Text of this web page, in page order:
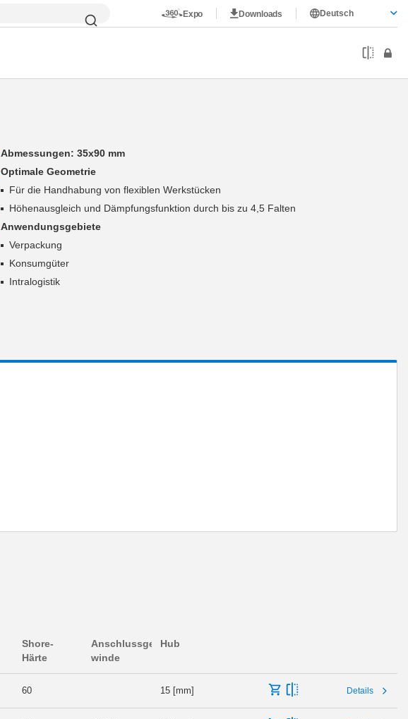
Expo Downloads Deutsch
Abmessungen: 35x90 mm
Optimale Geometrie
Für die Handhabung von flexiblen Werkstücken
Höhenausgleich und Dämpfungsfunktion durch bis zu 4,5 Falten
Anwendungsgebiete
Verpackung
Konsumgüter
Intralogistik
Shore-
Härte
Anschlussge­
winde
Hub
60 15 [mm] Details